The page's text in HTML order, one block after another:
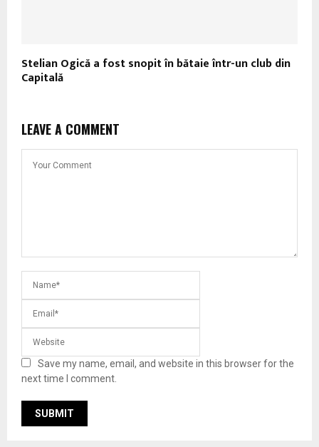
Stelian Ogică a fost snopit în bătaie într-un club din
Capitală
LEAVE A COMMENT
Save my name, email, and website in this browser for the
next time I comment.